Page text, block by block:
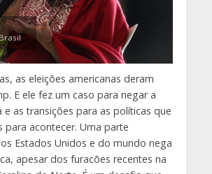
as eleições americanas deram
E ele fez um caso para negar a
e as transições para as políticas que
para acontecer. Uma parte
Estados Unidos e do mundo nega
apesar dos furacões recentes na